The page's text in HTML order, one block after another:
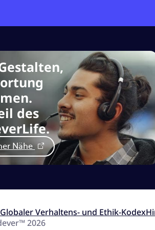
des
Nähe
Globaler Verhaltens- und Ethik-Kodex
2026